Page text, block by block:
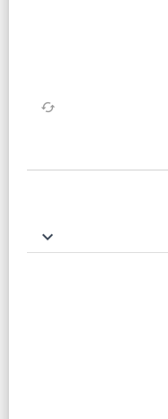
cached
keyboard_arrow_down